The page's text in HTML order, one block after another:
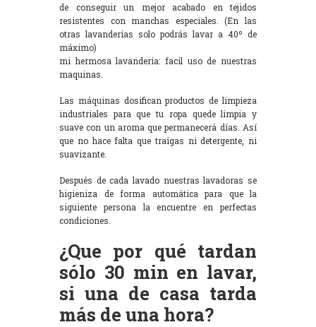
de conseguir un mejor acabado en tejidos
resistentes con manchas especiales. (En las
otras lavanderías solo podrás lavar a 40º de
máximo)
mi hermosa lavandería: facil uso de nuestras
maquinas.
Las máquinas dosifican productos de limpieza
industriales para que tu ropa quede limpia y
suave con un aroma que permanecerá días. Así
que no hace falta que traigas ni detergente, ni
suavizante.
Después de cada lavado nuestras lavadoras se
higieniza de forma automática para que la
siguiente persona la encuentre en perfectas
condiciones.
¿Que por qué tardan
sólo 30 min en lavar,
si una de casa tarda
más de una hora?